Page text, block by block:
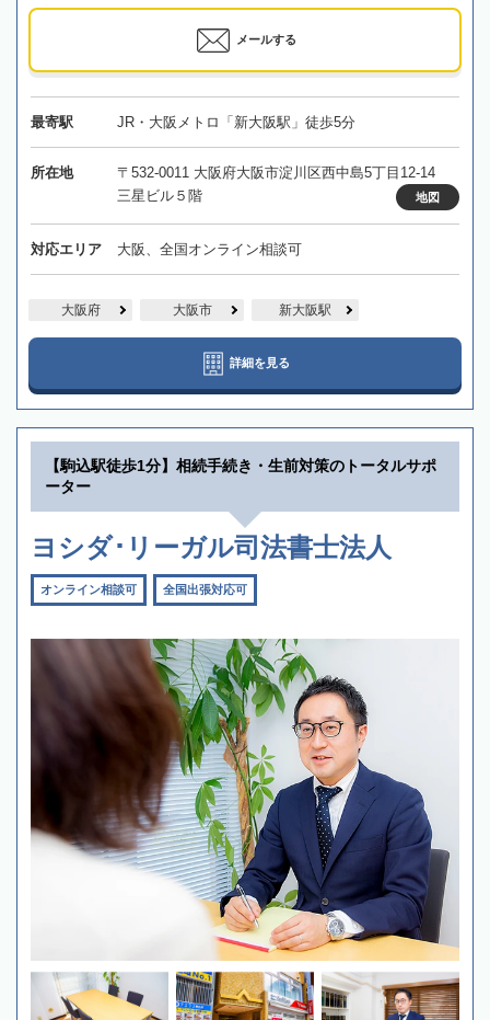
メールする
最寄駅 JR・大阪メトロ「新大阪駅」徒歩5分
所在地
〒532-0011 大阪府大阪市淀川区西中島5丁目12-14
三星ビル５階
地図
対応エリア 大阪、全国オンライン相談可
大阪府 大阪市 新大阪駅
詳細を見る
【駒込駅徒歩1分】相続手続き・生前対策のトータルサポ
ーター
ヨシダ･リーガル司法書士法人
オンライン相談可 全国出張対応可